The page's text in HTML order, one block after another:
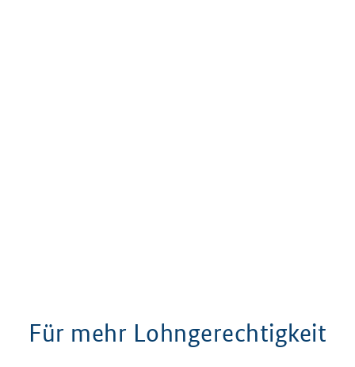
Für mehr Lohngerechtigkeit